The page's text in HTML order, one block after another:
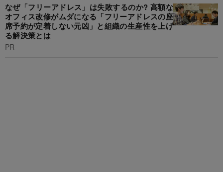
なぜ「フリーアドレス」は失敗するのか? 高額な
オフィス改修がムダになる「フリーアドレスの座
席予約が定着しない元凶」と組織の生産性を上げ
る解決策とは
PR